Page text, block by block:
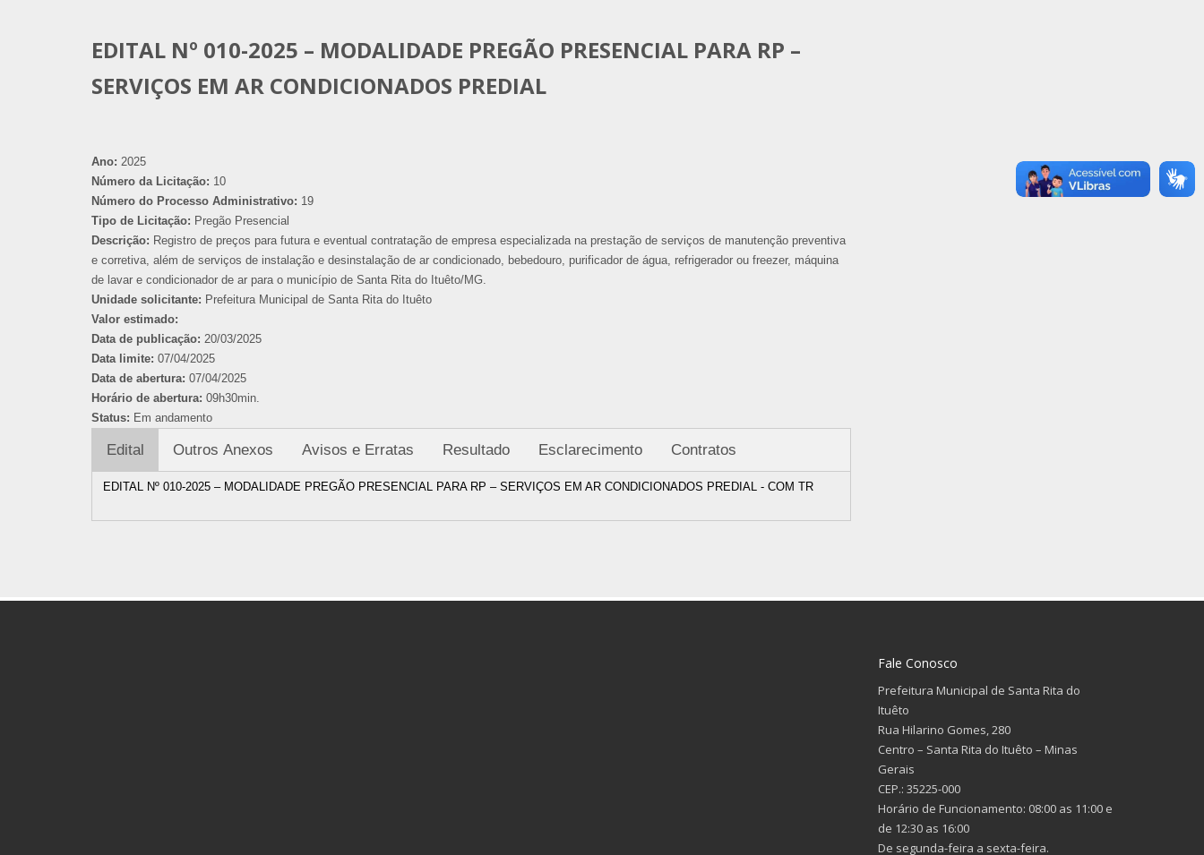
EDITAL Nº 010-2025 – MODALIDADE PREGÃO PRESENCIAL PARA RP –
SERVIÇOS EM AR CONDICIONADOS PREDIAL
Ano: 2025
Número da Licitação: 10
Número do Processo Administrativo: 19
Tipo de Licitação: Pregão Presencial
Descrição: Registro de preços para futura e eventual contratação de empresa especializada na prestação de serviços de manutenção preventiva
e corretiva, além de serviços de instalação e desinstalação de ar condicionado, bebedouro, purificador de água, refrigerador ou freezer, máquina
de lavar e condicionador de ar para o município de Santa Rita do Ituêto/MG.
Unidade solicitante: Prefeitura Municipal de Santa Rita do Ituêto
Valor estimado:
Data de publicação: 20/03/2025
Data limite: 07/04/2025
Data de abertura: 07/04/2025
Horário de abertura: 09h30min.
Status: Em andamento
Edital Outros Anexos Avisos e Erratas Resultado Esclarecimento Contratos
EDITAL Nº 010-2025 – MODALIDADE PREGÃO PRESENCIAL PARA RP – SERVIÇOS EM AR CONDICIONADOS PREDIAL - COM TR
Fale Conosco
Prefeitura Municipal de Santa Rita do
Ituêto
Rua Hilarino Gomes, 280
Centro – Santa Rita do Ituêto – Minas
Gerais
CEP.: 35225-000
Horário de Funcionamento: 08:00 as 11:00 e
de 12:30 as 16:00
De segunda-feira a sexta-feira.